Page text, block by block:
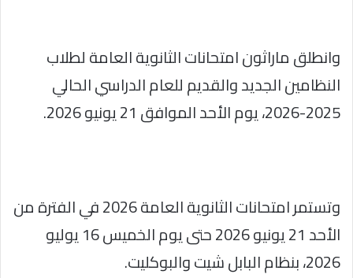
وانطلق ماراثون امتحانات الثانوية العامة لطلاب
النظامين الجديد والقديم للعام الدراسي الحالي
2025-2026، يوم الأحد الموافق 21 يونيو 2026.
وتستمر امتحانات الثانوية العامة 2026 في الفترة من
الأحد 21 يونيو 2026 حتى يوم الخميس 16 يوليو
2026، بنظام البابل شيت والبوكليت.